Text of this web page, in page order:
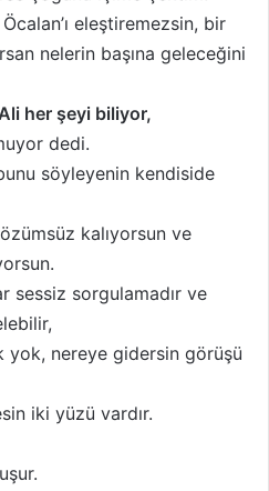
eleştiremezsin, bir
nelerin başına geleceğini
her şeyi biliyor,
dedi.
söyleyenin kendiside
kalıyorsun ve
sessiz sorgulamadır ve
nereye gidersin görüşü
iki yüzü vardır.